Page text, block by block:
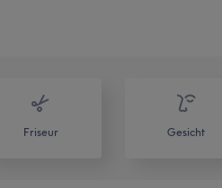
Friseur Gesicht